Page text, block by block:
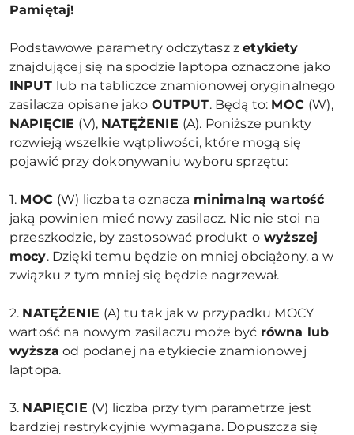
Pamiętaj!
Podstawowe parametry odczytasz zetykiety
znajdującej się na spodzie laptopa oznaczone jako
INPUT lub na tabliczce znamionowej oryginalnego
zasilacza opisane jako OUTPUT. Będą to: MOC (W),
NAPIĘCIE (V), NATĘŻENIE (A). Poniższe punkty
rozwieją wszelkie wątpliwości, które mogą się
pojawić przy dokonywaniu wyboru sprzętu:
1. MOC (W) liczba ta oznacza minimalną wartość
jaką powinien mieć nowy zasilacz. Nic nie stoi na
przeszkodzie, by zastosować produkt owyższej
mocy. Dzięki temu będzie on mniej obciążony, a w
związku z tym mniej się będzie nagrzewał.
2. NATĘŻENIE (A) tu tak jak w przypadku MOCY
wartość na nowym zasilaczu może być równa lub
wyższa od podanej na etykiecie znamionowej
laptopa.
3. NAPIĘCIE (V) liczba przy tym parametrze jest
bardziej restrykcyjnie wymagana. Dopuszcza się